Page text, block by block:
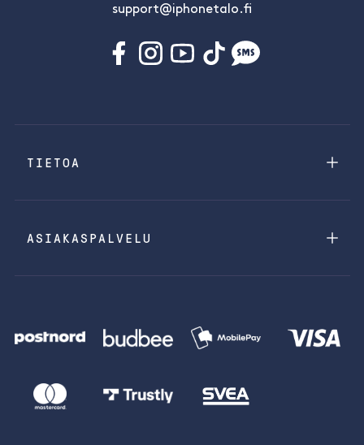
support@iphonetalo.fi
TIETOA
ASIAKASPALVELU